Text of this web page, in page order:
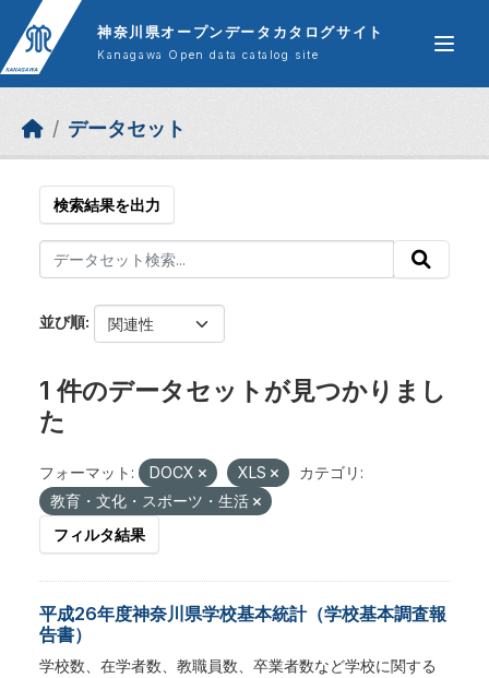
Skip to main content
神奈川県オープンデータカタログサイト
Kanagawa Open data catalog site
データセット
検索結果を出力
並び順
1 件のデータセットが見つかりまし
た
フォーマット: DOCX XLS
カテゴリ:
教育・文化・スポーツ・生活
フィルタ結果
平成26年度神奈川県学校基本統計（学校基本調査報
告書）
学校数、在学者数、教職員数、卒業者数など学校に関する